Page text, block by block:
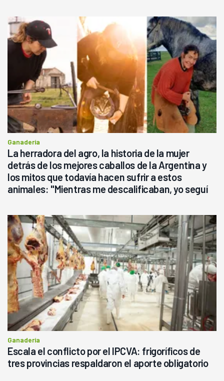
Ganadería
La herradora del agro, la historia de la mujer
detrás de los mejores caballos de la Argentina y
los mitos que todavía hacen sufrir a estos
animales: "Mientras me descalificaban, yo seguí
Ganadería
Escala el conflicto por el IPCVA: frigoríficos de
tres provincias respaldaron el aporte obligatorio